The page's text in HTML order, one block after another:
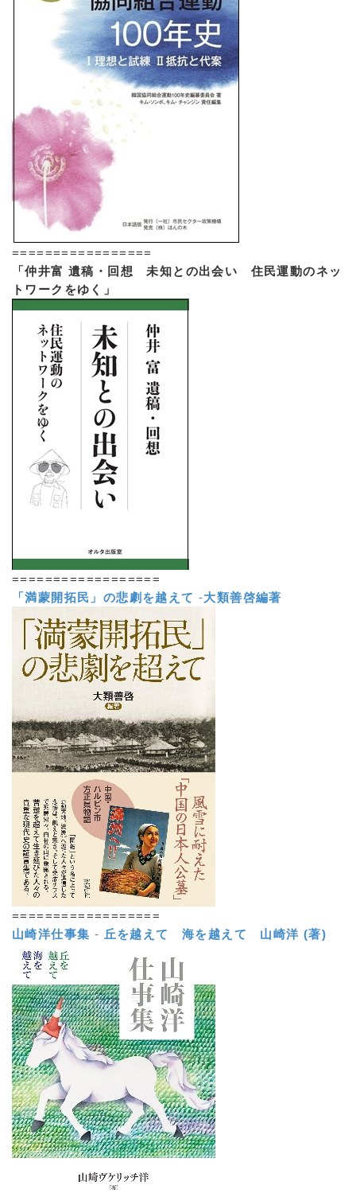
=================
「仲井富 遺稿・回想 未知との出会い 住民運動のネッ
トワークをゆく」
==================
「満蒙開拓民」の悲劇を越えて -大類善啓編著
==================
山崎洋仕事集 - 丘を越えて 海を越えて 山崎洋 (著)